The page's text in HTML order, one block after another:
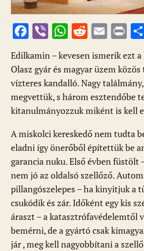
F
ac
e
b
o
o
k
Vi
er
W
at
s
A
p
p
R
e
d
di
t
E
m
ai
l
Pr
t
Edilkamin – kevesen ismerik ezt
Olasz gyár és magyar üzem
vízteres kandalló. Nagy
megvettük, s három esztendőbe
kitanulmányozzuk miként is kell
A miskolci kereskedő nem tudta
eladni így önerőből építettük be
garancia nuku. Első évben füstölt
nem jó az oldalsó szellőző.
pillangószelepes – ha kinyitjuk a
csukódik és zár. Időként egy kis
áraszt – a katasztrófavédelemtől
bemérni, de a gyártó csak
jár , meg kell nagyobbítani a